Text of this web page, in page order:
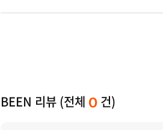
BEEN 리뷰 (전체 0 건)